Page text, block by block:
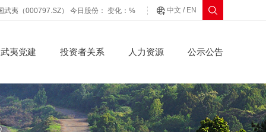
武夷（000797.SZ） 今日股份： 变化： % 中文 / EN
武夷党建 投资者关系 人力资源 公示公告